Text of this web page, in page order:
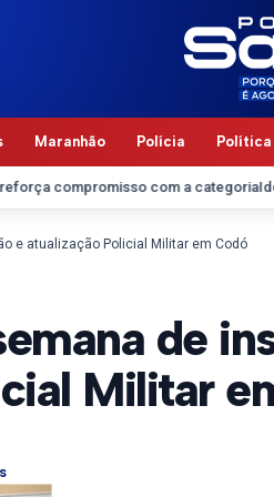
Maranhão Polícia Política
com a categoriaIdoso é preso
e atualização Policial Militar em Codó
de
Militar